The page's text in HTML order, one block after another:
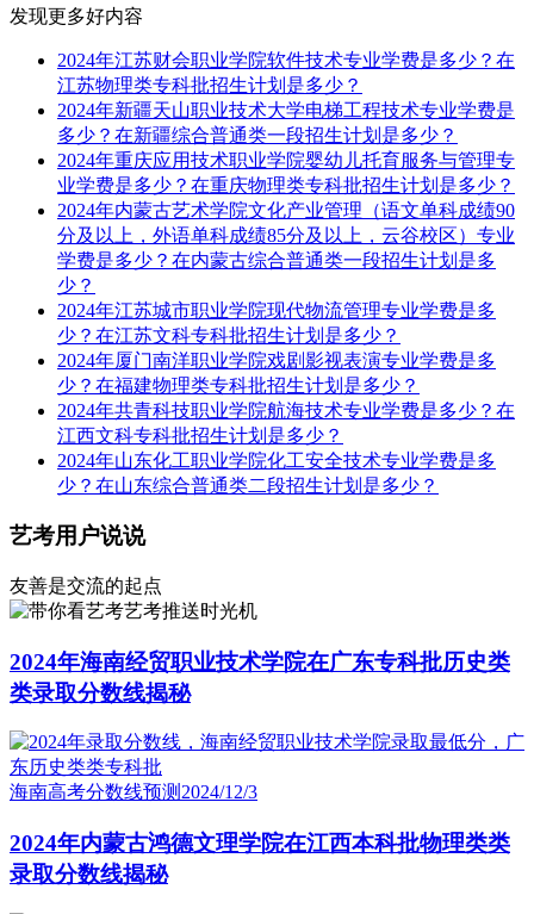
发现更多好内容
2024年江苏财会职业学院软件技术专业学费是多少？在
江苏物理类专科批招生计划是多少？
2024年新疆天山职业技术大学电梯工程技术专业学费是
多少？在新疆综合普通类一段招生计划是多少？
2024年重庆应用技术职业学院婴幼儿托育服务与管理专
业学费是多少？在重庆物理类专科批招生计划是多少？
2024年内蒙古艺术学院文化产业管理（语文单科成绩90
分及以上，外语单科成绩85分及以上，云谷校区）专业
学费是多少？在内蒙古综合普通类一段招生计划是多
少？
2024年江苏城市职业学院现代物流管理专业学费是多
少？在江苏文科专科批招生计划是多少？
2024年厦门南洋职业学院戏剧影视表演专业学费是多
少？在福建物理类专科批招生计划是多少？
2024年共青科技职业学院航海技术专业学费是多少？在
江西文科专科批招生计划是多少？
2024年山东化工职业学院化工安全技术专业学费是多
少？在山东综合普通类二段招生计划是多少？
艺考用户说说
友善是交流的起点
艺考推送时光机
2024年海南经贸职业技术学院在广东专科批历史类
类录取分数线揭秘
海南高考分数线预测2024/12/3
2024年内蒙古鸿德文理学院在江西本科批物理类类
录取分数线揭秘